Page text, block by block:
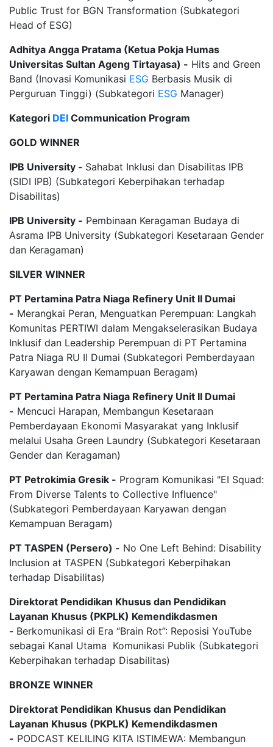
Public Trust for BGN Transformation (Subkategori
Head of ESG)
Adhitya Angga Pratama (Ketua Pokja Humas
Universitas Sultan Ageng Tirtayasa) - Hits and Green
Band (Inovasi Komunikasi ESG Berbasis Musik di
Perguruan Tinggi) (Subkategori ESG Manager)
Kategori DEI Communication Program
GOLD WINNER
IPB University - Sahabat Inklusi dan Disabilitas IPB
(SIDI IPB) (Subkategori Keberpihakan terhadap
Disabilitas)
IPB University - Pembinaan Keragaman Budaya di
Asrama IPB University (Subkategori Kesetaraan Gender
dan Keragaman)
SILVER WINNER
PT Pertamina Patra Niaga Refinery Unit II Dumai
- Merangkai Peran, Menguatkan Perempuan: Langkah
Komunitas PERTIWI dalam Mengakselerasikan Budaya
Inklusif dan Leadership Perempuan di PT Pertamina
Patra Niaga RU II Dumai (Subkategori Pemberdayaan
Karyawan dengan Kemampuan Beragam)
PT Pertamina Patra Niaga Refinery Unit II Dumai
- Mencuci Harapan, Membangun Kesetaraan
Pemberdayaan Ekonomi Masyarakat yang Inklusif
melalui Usaha Green Laundry (Subkategori Kesetaraan
Gender dan Keragaman)
PT Petrokimia Gresik - Program Komunikasi "EI Squad:
From Diverse Talents to Collective Influence"
(Subkategori Pemberdayaan Karyawan dengan
Kemampuan Beragam)
PT TASPEN (Persero) - No One Left Behind: Disability
Inclusion at TASPEN (Subkategori Keberpihakan
terhadap Disabilitas)
Direktorat Pendidikan Khusus dan Pendidikan
Layanan Khusus (PKPLK) Kemendikdasmen
- Berkomunikasi di Era “Brain Rot”: Reposisi YouTube
sebagai Kanal Utama Komunikasi Publik (Subkategori
Keberpihakan terhadap Disabilitas)
BRONZE WINNER
Direktorat Pendidikan Khusus dan Pendidikan
Layanan Khusus (PKPLK) Kemendikdasmen
- PODCAST KELILING KITA ISTIMEWA: Membangun